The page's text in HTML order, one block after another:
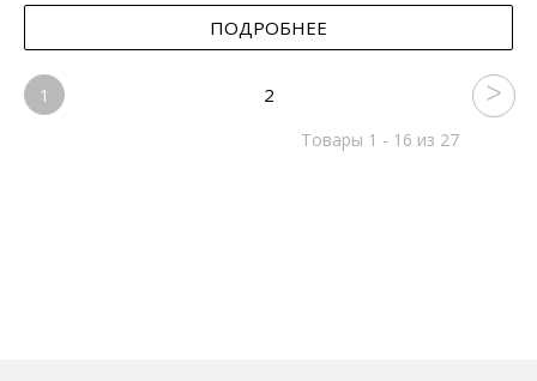
ПОДРОБНЕЕ
1 2
Товары 1 - 16 из 27